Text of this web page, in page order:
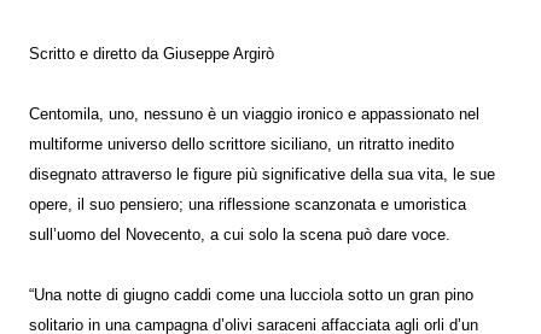
Scritto e diretto da Giuseppe Argirò
Centomila, uno, nessuno è un viaggio ironico e appassionato nel
multiforme universo dello scrittore siciliano, un ritratto inedito
disegnato attraverso le figure più significative della sua vita, le sue
opere, il suo pensiero; una riflessione scanzonata e umoristica
sull’uomo del Novecento, a cui solo la scena può dare voce.
“Una notte di giugno caddi come una lucciola sotto un gran pino
solitario in una campagna d’olivi saraceni affacciata agli orli d’un